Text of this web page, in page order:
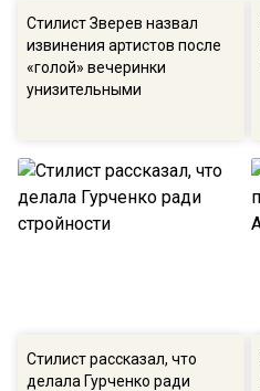
Стилист Зверев назвал
извинения артистов после
«голой» вечеринки
унизительными
Стилист рассказал, что
делала Гурченко ради